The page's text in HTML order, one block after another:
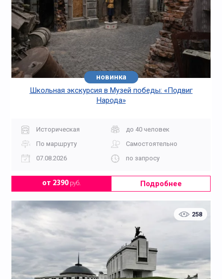
новинка
Школьная экскурсия в Музей победы: «Подвиг
Народа»
Историческая
до 40 человек
По маршруту
Самостоятельно
07.08.2026
по запросу
от 2390руб. Подробнее
258